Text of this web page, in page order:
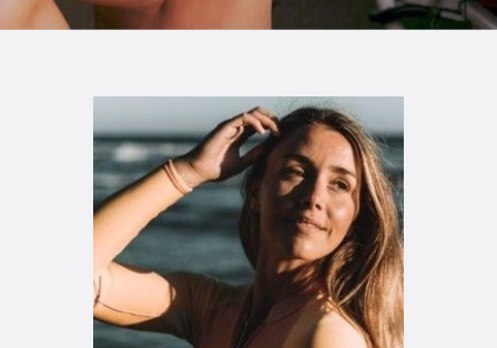
TIENDA FAMILY SURFERS